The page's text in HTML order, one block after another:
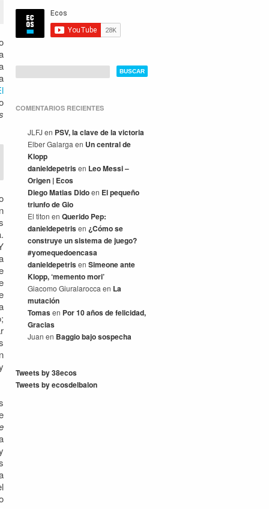
COMENTARIOS RECIENTES
JLFJ en PSV, la clave de la victoria
Elber Galarga en Un central de
Klopp
danieldepetrisen Leo Messi –
Origen | Ecos
Diego Matias Didoen El pequeño
triunfo de Gio
El titon en Querido Pep:
danieldepetrisen ¿Cómo se
construye un sistema de juego?
#yomequedoencasa
danieldepetrisen Simeone ante
Klopp, ‘memento mori’
Giacomo Giuralarocca en La
mutación
Tomasen Por 10 años de felicidad,
Gracias
Juan en Baggio bajo sospecha
Tweets by 38ecos
Tweets by ecosdelbalon